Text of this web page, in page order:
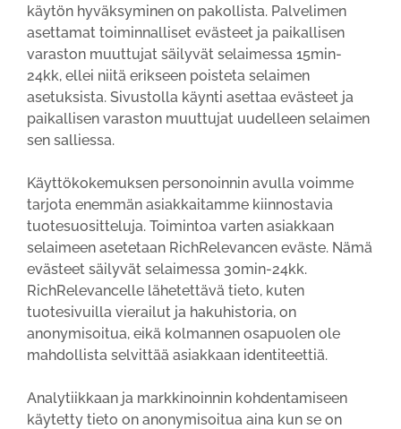
käytön hyväksyminen on pakollista. Palvelimen
asettamat toiminnalliset evästeet ja paikallisen
varaston muuttujat säilyvät selaimessa 15min-
24kk, ellei niitä erikseen poisteta selaimen
asetuksista. Sivustolla käynti asettaa evästeet ja
paikallisen varaston muuttujat uudelleen selaimen
sen salliessa.
Käyttökokemuksen personoinnin avulla voimme
tarjota enemmän asiakkaitamme kiinnostavia
tuotesuositteluja. Toimintoa varten asiakkaan
selaimeen asetetaan RichRelevancen eväste. Nämä
evästeet säilyvät selaimessa 30min-24kk.
RichRelevancelle lähetettävä tieto, kuten
tuotesivuilla vierailut ja hakuhistoria, on
anonymisoitua, eikä kolmannen osapuolen ole
mahdollista selvittää asiakkaan identiteettiä.
Analytiikkaan ja markkinoinnin kohdentamiseen
käytetty tieto on anonymisoitua aina kun se on